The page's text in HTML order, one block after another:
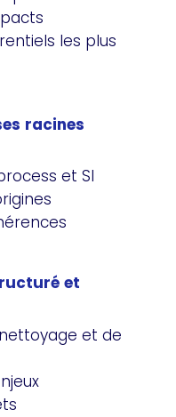
les plus
racines
et SI
et
et de